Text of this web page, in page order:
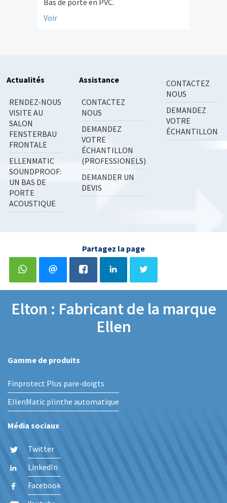
Bas de porte en PVC.
Voir
Actualités
RENDEZ-NOUS
VISITE AU
SALON
FENSTERBAU
FRONTALE
ELLENMATIC
SOUNDPROOF:
UN BAS DE
PORTE
ACOUSTIQUE
Assistance
CONTACTEZ
NOUS
DEMANDEZ
VOTRE
ÉCHANTILLON
(PROFESSIONELS)
DEMANDER UN
DEVIS
CONTACTEZ
NOUS
DEMANDEZ
VOTRE
ÉCHANTILLON
Partagez la page
Elton : Fabricant de la marque
Ellen
Gamme de produits
Finprotect Plus pare-doigts
EllenMatic plinthe automatique
Média sociaux
Twitter
LinkedIn
Facebook